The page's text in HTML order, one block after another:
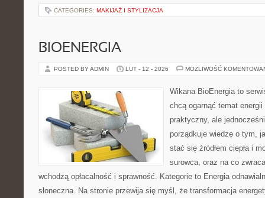
CATEGORIES: MAKIJAŻ I STYLIZACJA
BIOENERGIA
POSTED BY ADMIN LUT - 12 - 2026 MOŻLIWOŚĆ
Wikana BioEnergia to
chcą ogarnąć temat
praktyczny, ale
porządkuje wiedzę o tym,
stać się źródłem ciepła i
surowca, oraz na co
wchodzą opłacalność i sprawność. Kategorie to Energia
słoneczna. Na stronie przewija się myśl, że transformacja